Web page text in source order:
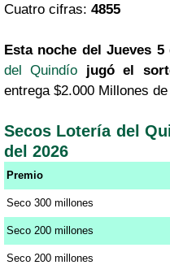
Cuatro cifras: 4855
Esta noche del Jueves 5
del Quindío
jugó el
entrega $2.000 Millones
Secos Lotería del
del 2026
Premio
Seco 300 millones
Seco 200 millones
Seco 200 millones